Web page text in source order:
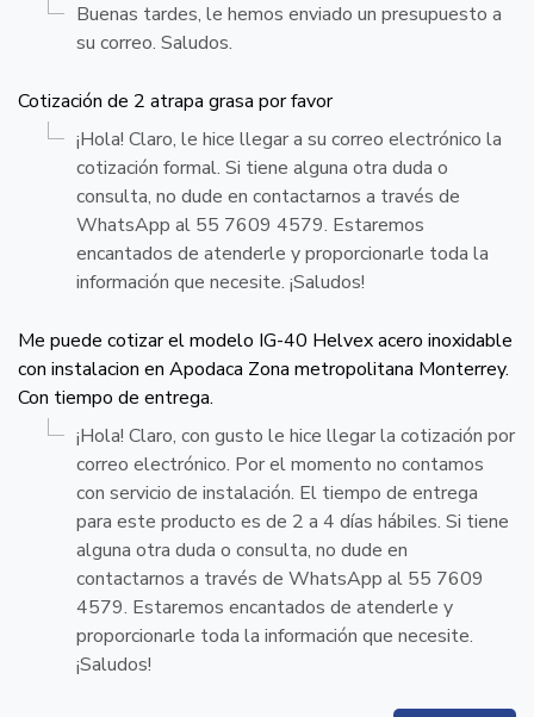
Buenas tardes, le hemos enviado un presupuesto a
su correo. Saludos.
Cotización de 2 atrapa grasa por favor
¡Hola! Claro, le hice llegar a su correo electrónico la
cotización formal. Si tiene alguna otra duda o
consulta, no dude en contactarnos a través de
WhatsApp al 55 7609 4579. Estaremos
encantados de atenderle y proporcionarle toda la
información que necesite. ¡Saludos!
Me puede cotizar el modelo IG-40 Helvex acero inoxidable
con instalacion en Apodaca Zona metropolitana Monterrey.
Con tiempo de entrega.
¡Hola! Claro, con gusto le hice llegar la cotización por
correo electrónico. Por el momento no contamos
con servicio de instalación. El tiempo de entrega
para este producto es de 2 a 4 días hábiles. Si tiene
alguna otra duda o consulta, no dude en
contactarnos a través de WhatsApp al 55 7609
4579. Estaremos encantados de atenderle y
proporcionarle toda la información que necesite.
¡Saludos!